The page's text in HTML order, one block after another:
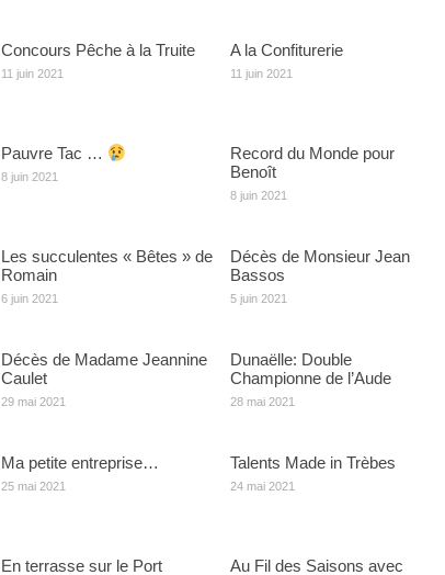
Concours Pêche à la Truite
11 juin 2021
A la Confiturerie
11 juin 2021
Pauvre Tac …
8 juin 2021
Record du Monde pour
Benoît
8 juin 2021
Les succulentes « Bêtes » de
Romain
6 juin 2021
Décès de Monsieur Jean
Bassos
5 juin 2021
Décès de Madame Jeannine
Caulet
29 mai 2021
Dunaëlle: Double
Championne de l’Aude
28 mai 2021
Ma petite entreprise…
25 mai 2021
Talents Made in Trèbes
24 mai 2021
En terrasse sur le Port Au Fil des Saisons avec